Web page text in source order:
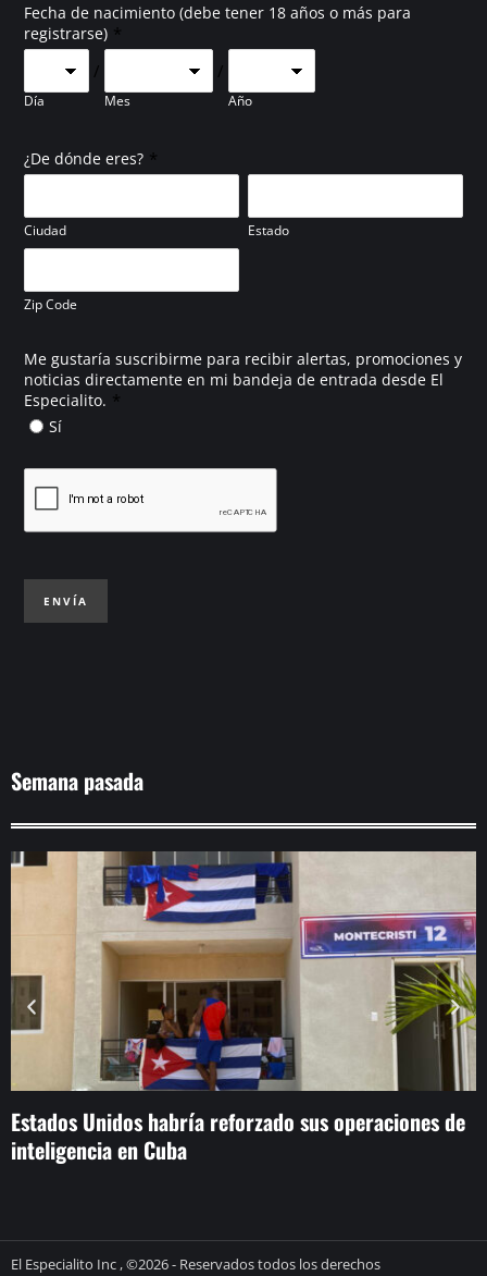
Fecha de nacimiento (debe tener 18 años o más para
registrarse) *
Día
/
Mes
/
Año
¿De dónde eres? *
Ciudad Estado
Zip Code
Me gustaría suscribirme para recibir alertas, promociones y
noticias directamente en mi bandeja de entrada desde El
Especialito. *
Sí
ENVÍA
Semana pasada
Estados Unidos habría reforzado sus operaciones de
inteligencia en Cuba
El Especialito Inc , ©2026 - Reservados todos los derechos